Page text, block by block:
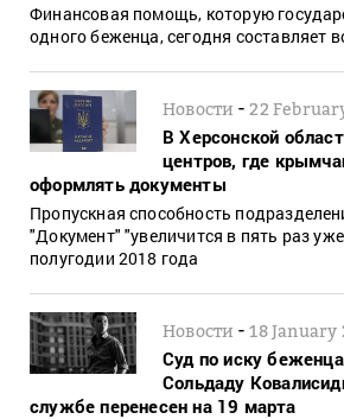
Финансовая помощь, которую
одного беженца, сегодня составляет
Новости -22
В Херсонской
центров, где
оформлять документы
Пропускная способность
"Документ" "увеличится в пять раз
полугодии 2018 года
Новости -18 January
Суд по иску
Сольдаду
службе перенесен на 19 марта